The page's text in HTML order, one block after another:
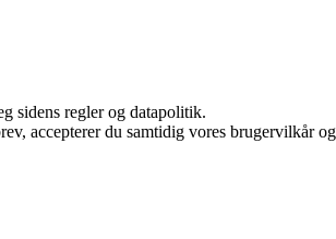
sidens regler og datapolitik.
accepterer du samtidig vores brugervilkår